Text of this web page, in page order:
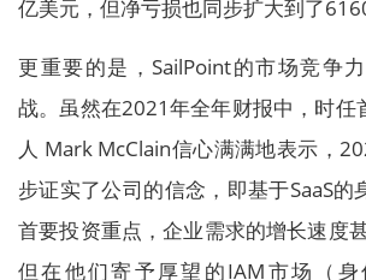
亿美元，但净亏损也同步扩大到了
更重要的是，SailPoint的市场竞争
战。虽然在2021年全年财报中，时任
人 Mark McClain信心满满地表示，
步证实了公司的信念，即基于SaaS的
首要投资重点，企业需求的增长速度甚
但在他们寄予厚望的IAM市场（